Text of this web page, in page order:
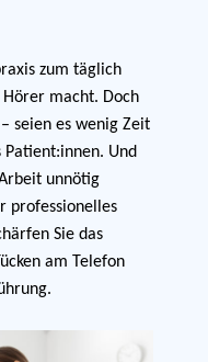
zum täglich
Hörer macht. Doch
seien es wenig Zeit
Und
unnötig
professionelles
Sie das
am Telefon